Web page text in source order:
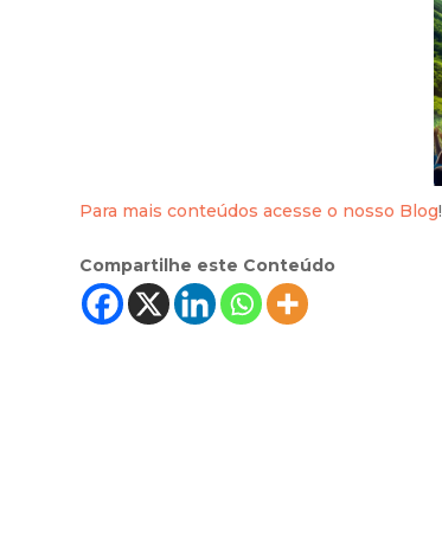
Para mais conteúdos acesse o nosso Blog!
Compartilhe este Conteúdo